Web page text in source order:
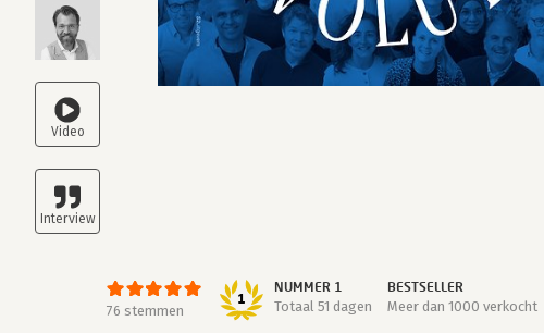
76 stemmen
1
NUMMER 1
Totaal 51 dagen
BESTSELLER
Meer dan 1000 verkocht